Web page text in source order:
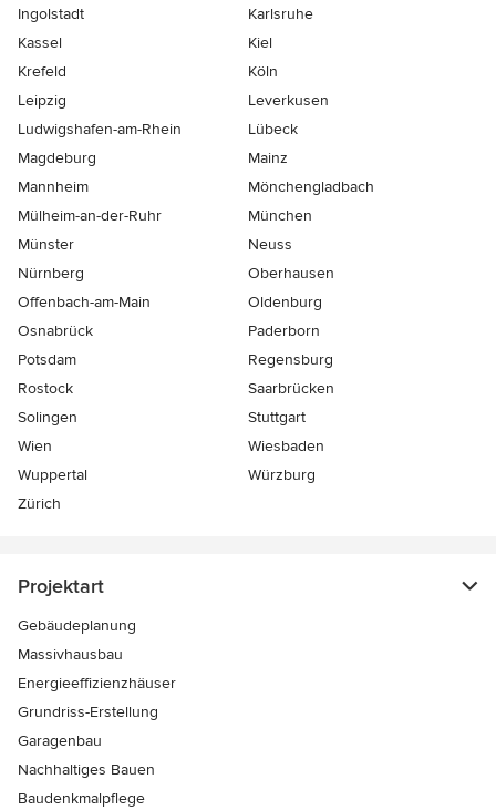
Ingolstadt
Karlsruhe
Kassel
Kiel
Krefeld
Köln
Leipzig
Leverkusen
Ludwigshafen-am-Rhein
Lübeck
Magdeburg
Mainz
Mannheim
Mönchen­gladbach
Mülheim-an-der-Ruhr
München
Münster
Neuss
Nürnberg
Oberhausen
Offenbach-am-Main
Oldenburg
Osnabrück
Paderborn
Potsdam
Regensburg
Rostock
Saarbrücken
Solingen
Stuttgart
Wien
Wiesbaden
Wuppertal
Würzburg
Zürich
Projektart
Gebäudeplanung
Massivhausbau
Energieeffizienzhäuser
Grundriss-Erstellung
Garagenbau
Nachhaltiges Bauen
Baudenkmalpflege